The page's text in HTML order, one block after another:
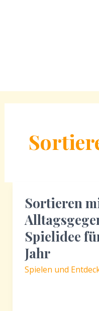
Sortieren
Spielidee
Jahr
Spielen und